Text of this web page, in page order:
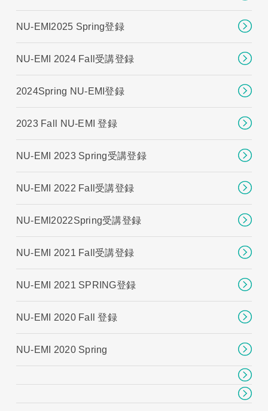
NU-EMI2025 Spring登録
NU-EMI 2024 Fall受講登録
2024Spring NU-EMI登録
2023 Fall NU-EMI 登録
NU-EMI 2023 Spring受講登録
NU-EMI 2022 Fall受講登録
NU-EMI2022Spring受講登録
NU-EMI 2021 Fall受講登録
NU-EMI 2021 SPRING登録
NU-EMI 2020 Fall 登録
NU-EMI 2020 Spring